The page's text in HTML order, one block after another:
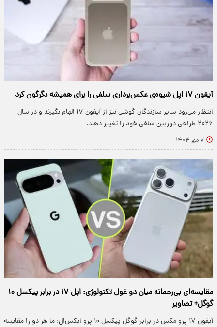
آیفون ۱۷ اپل شیوه‌ی عکس‌برداری سلفی را برای همیشه دگرگون کرد
انتظار می‌رود سایر سازندگان گوشی نیز از آیفون ۱۷ الهام بگیرند و در سال
۲۰۲۶ طراحی دوربین سلفی خود را تغییر دهند.
۷ مهر ۱۴۰۴
مقایسه‌ای بی‌رحمانه میان دو غول تکنولوژی: اپل ۱۷ در برابر پیکسل ۱۰
گوگل+ تصاویر
آیفون ۱۷ پرو مکس در برابر گوگل پیکسل ۱۰ پرو ایکس‌ال: ما هر دو را مقایسه